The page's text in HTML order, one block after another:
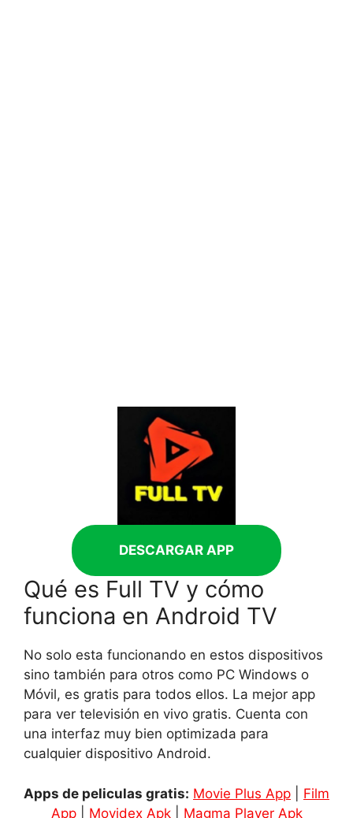
DESCARGAR APP
Qué es Full TV y cómo
funciona en Android TV
No solo esta funcionando en estos dispositivos
sino también para otros como PC Windows o
Móvil, es gratis para todos ellos. La mejor app
para ver televisión en vivo gratis. Cuenta con
una interfaz muy bien optimizada para
cualquier dispositivo Android.
Apps de peliculas gratis: Movie Plus App
Film
App| Movidex Apk| Magma Player Apk